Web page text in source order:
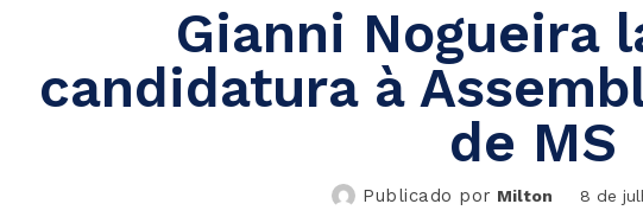
Gianni Nogueira
candidatura à
de MS
Publicado por Milton 8 de